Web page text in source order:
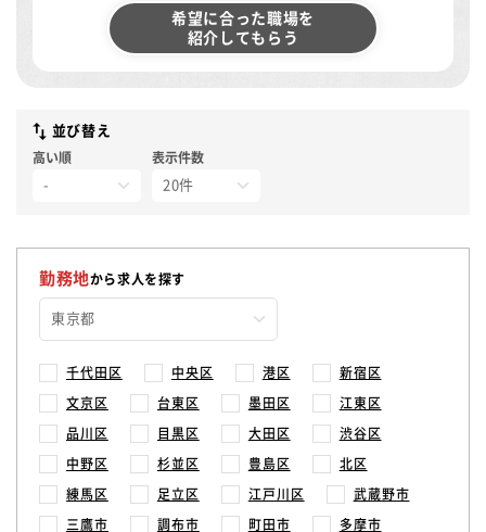
希望に合った職場を
紹介してもらう
並び替え
高い順 表示件数
勤務地から求人を探す
千代田区 中央区 港区 新宿区
文京区 台東区 墨田区 江東区
品川区 目黒区 大田区 渋谷区
中野区 杉並区 豊島区 北区
練馬区 足立区 江戸川区 武蔵野市
三鷹市 調布市 町田市 多摩市